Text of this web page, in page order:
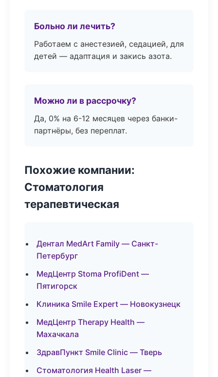
Больно ли лечить?
Работаем с анестезией, седацией, для
детей — адаптация и закись азота.
Можно ли в рассрочку?
Да, 0% на 6-12 месяцев через банки-
партнёры, без переплат.
Похожие компании:
Стоматология
терапевтическая
Дентал MedArt Family — Санкт-
Петербург
МедЦентр Stoma ProfiDent —
Пятигорск
Клиника Smile Expert — Новокузнецк
МедЦентр Therapy Health —
Махачкала
ЗдравПункт Smile Clinic — Тверь
Стоматология Health Laser —